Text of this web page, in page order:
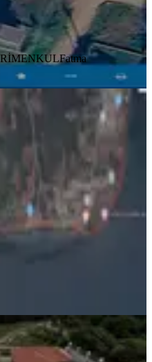
Fatma
Deniz
M² Satılık Arsa
4.762/m²
Ambardere De Villa
Yatırımlık Arsa